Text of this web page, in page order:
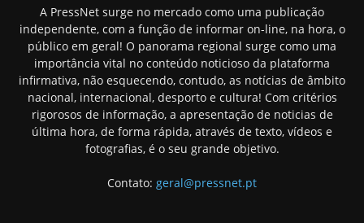
A PressNet surge no mercado como uma publicação
independente, com a função de informar on-line, na hora, o
público em geral! O panorama regional surge como uma
importância vital no conteúdo noticioso da plataforma
infirmativa, não esquecendo, contudo, as notícias de âmbito
nacional, internacional, desporto e cultura! Com critérios
rigorosos de informação, a apresentação de noticias de
última hora, de forma rápida, através de texto, vídeos e
fotografias, é o seu grande objetivo.
Contato: geral@pressnet.pt